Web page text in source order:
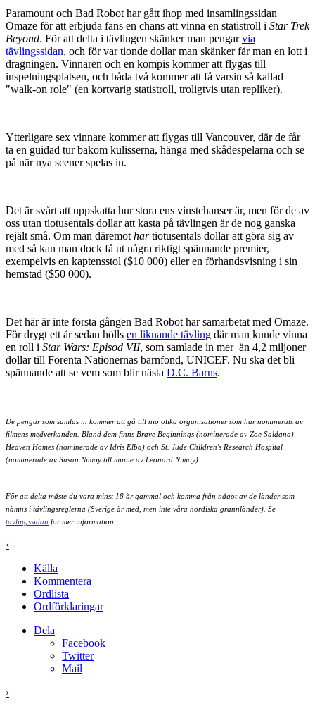
Paramount och Bad Robot har gått ihop med insamlingssidan
Omaze för att erbjuda fans en chans att vinna en statistroll i Star Trek
Beyond. För att delta i tävlingen skänker man pengarvia
tävlingssidan, och för var tionde dollar man skänker får man en lott i
dragningen. Vinnaren och en kompis kommer att flygas till
inspelningsplatsen, och båda två kommer att få varsin så kallad
"walk-on role" (en kortvarig statistroll, troligtvis utan repliker).
Ytterligare sex vinnare kommer att flygas till Vancouver, där de får
ta en guidad tur bakom kulisserna, hänga med skådespelarna och se
på när nya scener spelas in.
Det är svårt att uppskatta hur stora ens vinstchanser är, men för de av
oss utan tiotusentals dollar att kasta på tävlingen är de nog ganska
rejält små. Om man däremot hartiotusentals dollar att göra sig av
med så kan man dock få ut några riktigt spännande premier,
exempelvis en kaptensstol ($10 000) eller en förhandsvisning i sin
hemstad ($50 000).
Det här är inte första gången Bad Robot har samarbetat med Omaze.
För drygt ett år sedan hölls en liknande tävling där man kunde vinna
en roll i Star Wars: Episod VII, som samlade in mer än 4,2 miljoner
dollar till Förenta Nationernas barnfond, UNICEF. Nu ska det bli
spännande att se vem som blir nästa D.C. Barns.
De pengar som samlas in kommer att gå till nio olika organisationer som har nominerats av
filmens medverkanden. Bland dem finns Brave Beginnings (nominerade av Zoe Saldana),
Heaven Homes (nominerade av Idris Elba) och St. Jude Children's Research Hospital
(nominerade av Susan Nimoy till minne av Leonard Nimoy).
För att delta måste du vara minst 18 år gammal och komma från något av de länder som
nämns i tävlingsreglerna (Sverige är med, men inte våra nordiska grannländer). Se
tävlingssidan för mer information.
‹
Källa
Kommentera
Ordlista
Ordförklaringar
Dela
Facebook
Twitter
Mail
›